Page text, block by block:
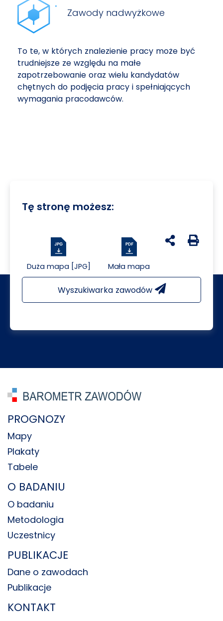
Zawody nadwyżkowe
To te, w których znalezienie pracy może być
trudniejsze ze względu na małe
zapotrzebowanie oraz wielu kandydatów
chętnych do podjęcia pracy i spełniających
wymagania pracodawców.
Tę stronę możesz:
Duża mapa [JPG] Mała mapa
udostępnij na
Generuj
Wyszukiwarka zawodów
PROGNOZY
Mapy
Plakaty
Tabele
O BADANIU
O badaniu
Metodologia
Uczestnicy
PUBLIKACJE
Dane o zawodach
Publikacje
KONTAKT